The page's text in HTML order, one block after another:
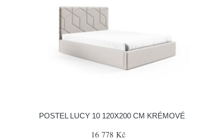
POSTEL LUCY 10 120X200 CM KRÉMOVÉ
16 778 Kč